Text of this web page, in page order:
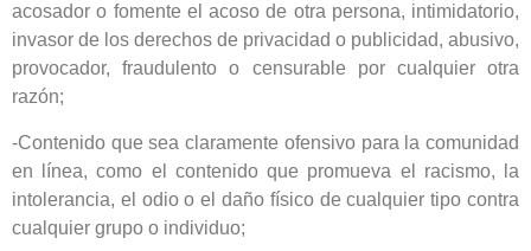
acosador o fomente el acoso de otra persona, intimidatorio,
invasor de los derechos de privacidad o publicidad, abusivo,
provocador, fraudulento o censurable por cualquier otra
razón;
-Contenido que sea claramente ofensivo para la comunidad
en línea, como el contenido que promueva el racismo, la
intolerancia, el odio o el daño físico de cualquier tipo contra
cualquier grupo o individuo;